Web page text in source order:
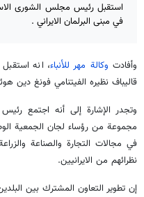
استقبل رئيس مجلس الشورى
في مبنى البرلمان الايراني .
وأفادت وكالة مهر للأنباء، انه
قاليباف نظيره الفيتنامي فونغ دين
وتجدر الإشارة إلى أنه اجتمع رئيس
مجموعة من رؤساء لجان الجمعية
في مجالات التجارة والصناعة
نظرائهم من الايرانيين.
إن تطوير التعاون المشترك بين